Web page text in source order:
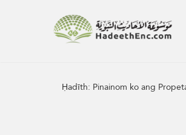
Ḥadīth: Pinainom ko ang